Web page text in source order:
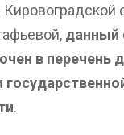
данный
в перечень
.